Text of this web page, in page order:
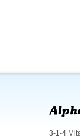
3-1-4